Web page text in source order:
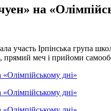
на
участь Ірпінська група
меч і прийоми